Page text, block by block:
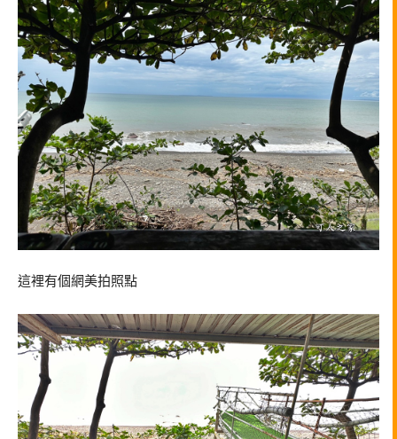
這裡有個網美拍照點